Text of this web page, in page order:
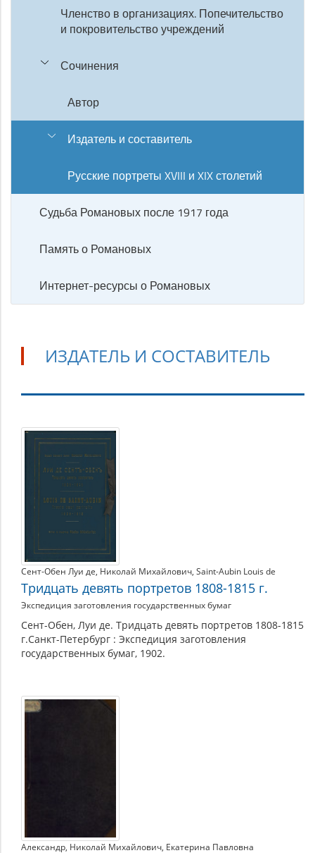
Членство в организациях. Попечительство
и покровительство учреждений
Сочинения
Автор
Издатель и составитель
Русские портреты XVIII и XIX столетий
Судьба Романовых после 1917 года
Память о Романовых
Интернет-ресурсы о Романовых
ИЗДАТЕЛЬ И СОСТАВИТЕЛЬ
Издатель
составитель
Сент-Обен Луи де, Николай Михайлович, Saint-Aubin Louis de
Тридцать девять портретов 1808-1815 г.
Экспедиция заготовления государственных бумаг
Сент-Обен, Луи де. Тридцать девять портретов 1808-1815
г.Санкт-Петербург : Экспедиция заготовления
государственных бумаг, 1902.
Александр, Николай Михайлович, Екатерина Павловна